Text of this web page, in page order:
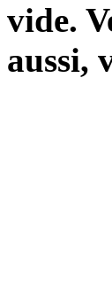
vide.
aussi,